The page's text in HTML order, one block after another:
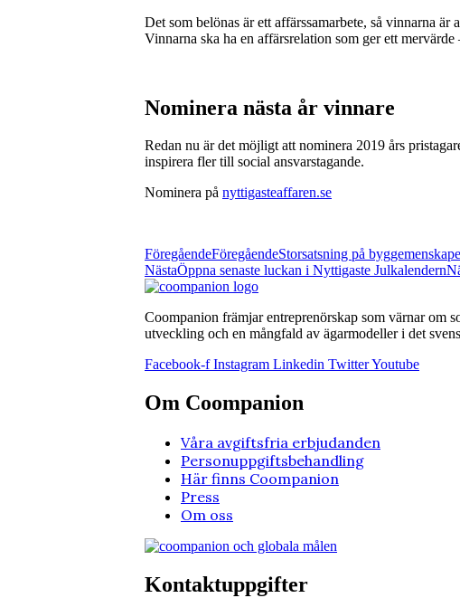
Det som belönas är ett affärssamarbete, så vinnarna
Vinnarna ska ha en affärsrelation som ger ett
Nominera nästa år vinnare
Redan nu är det möjligt att nominera 2019 års
inspirera fler till social ansvarstagande.
Nominera på nyttigasteaffaren.se
FöregåendeFöregåendeStorsatsning på
NästaÖppna senaste luckan i Nyttigaste Julkalendern
Coompanion främjar entreprenörskap som värnar om
utveckling och en mångfald av ägarmodeller i det
Facebook-f Instagram Linkedin TwitterYoutube
Om Coompanion
Våra avgiftsfria erbjudanden
Personuppgiftsbehandling
Här finns Coompanion
Press
Om oss
Kontaktuppgifter